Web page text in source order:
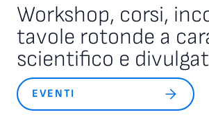
Workshop, corsi,
tavole rotonde a
scientifico e
EVENTI